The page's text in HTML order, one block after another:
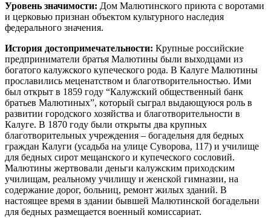
Уровень значимости: Дом Малютинского приюта с воротами
и церковью признан объектом культурного наследия
федерального значения.
История достопримечательности: Крупные российские
предприниматели братья Малютины были выходцами из
богатого калужского купеческого рода. В Калуге Малютины
прославились меценатством и благотворительностью. Ими
был открыт в 1859 году “Калужский общественный банк
братьев Малютиных”, который сыграл выдающуюся роль в
развитии городского хозяйства и благотворительности в
Калуге. В 1870 году были открыты два крупных
благотворительных учреждения – богадельня для бедных
граждан Калуги (усадьба на улице Суворова, 117) и училище
для бедных сирот мещанского и купеческого сословий.
Малютины жертвовали деньги калужским приходским
училищам, реальному училищу и женской гимназии, на
содержание дорог, больниц, ремонт жилых зданий. В
настоящее время в здании бывшей Малютинской богадельни
для бедных размещается военный комиссариат.